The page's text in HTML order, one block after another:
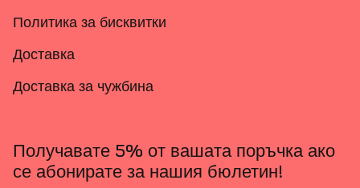
Политика за бисквитки
Доставка
Доставка за чужбина
Получавате 5% от вашата поръчка ако
се абонирате за нашия бюлетин!